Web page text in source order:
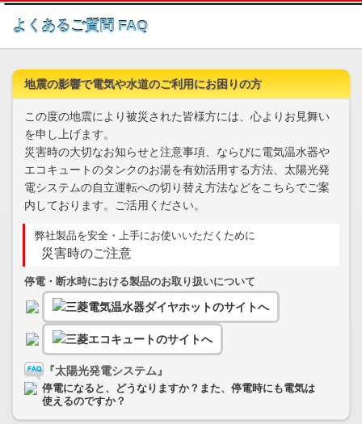
このページの本文へ
よくあるご質問 FAQ
地震の影響で電気や水道のご利用にお困りの方
この度の地震により被災された皆様方には、心よりお見舞い
を申し上げます。
災害時の大切なお知らせと注意事項、ならびに電気温水器や
エコキュートのタンクのお湯を有効活用する方法、太陽光発
電システムの自立運転への切り替え方法などをこちらでご案
内しております。ご活用ください。
弊社製品を安全・上手にお使いいただくために
災害時のご注意
停電・断水時における製品のお取り扱いについて
『太陽光発電システム』
停電になると、どうなりますか？また、停電時にも電気は
使えるのですか？